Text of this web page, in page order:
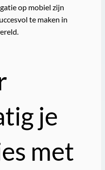
op mobiel zijn
te maken in
je
met